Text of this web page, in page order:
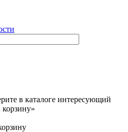
в каталоге интересующий